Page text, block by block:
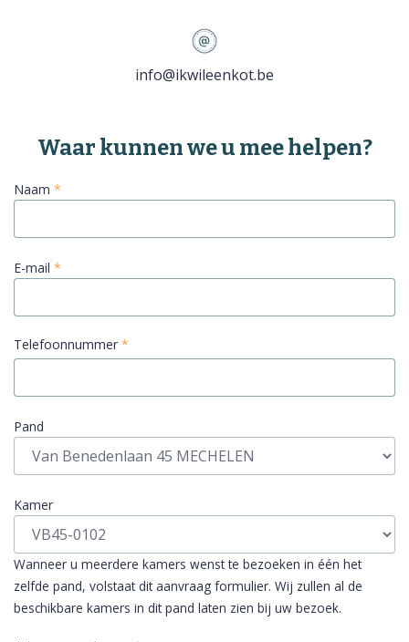
info@ikwileenkot.be
Naam *
E-mail *
Telefoonnummer *
Pand
Kamer
Wanneer u meerdere kamers wenst te bezoeken in één het
zelfde pand, volstaat dit aanvraag formulier. Wij zullen al de
beschikbare kamers in dit pand laten zien bij uw bezoek.